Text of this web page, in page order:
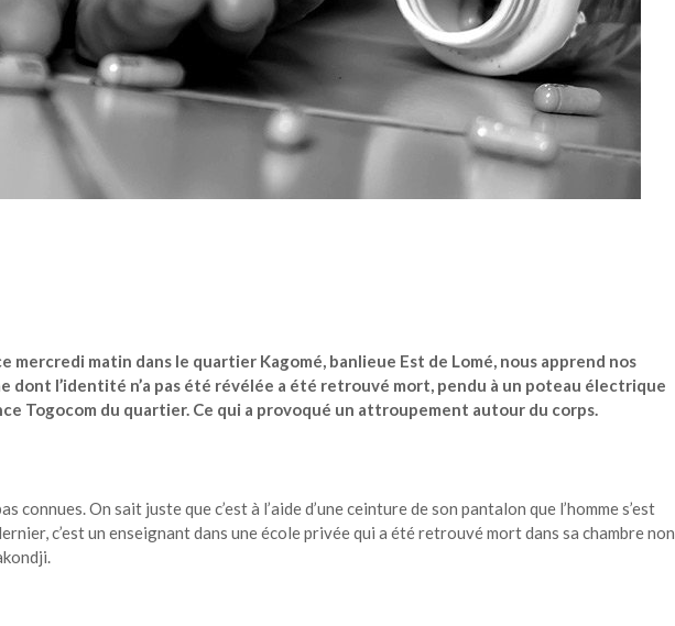
mercredi matin dans le quartier Kagomé, banlieue Est de Lomé, nous apprend nos
dont l’identité n’a pas été révélée a été retrouvé mort, pendu à un poteau électrique
Togocom du quartier. Ce qui a provoqué un attroupement autour du corps.
connues. On sait juste que c’est à l’aide d’une ceinture de son pantalon que l’homme s’est
c’est un enseignant dans une école privée qui a été retrouvé mort dans sa chambre non